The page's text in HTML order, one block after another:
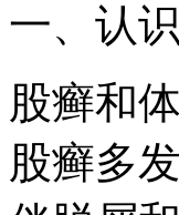
一、认
股癣和
股癣多